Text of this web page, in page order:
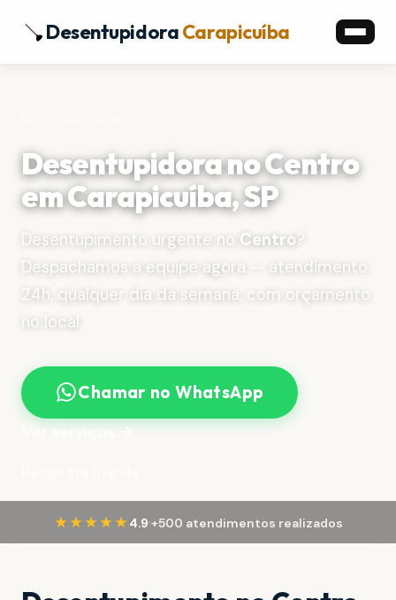
DesentupidoraCarapicuíba
Desentupidora no Centro
em Carapicuíba, SP
Desentupimento urgente no Centro?
Despachamos a equipe agora — atendimento
24h, qualquer dia da semana, com orçamento
no local.
Chamar no WhatsApp
Ver serviços →
★★★★★ 4.9·+500 atendimentos realizados